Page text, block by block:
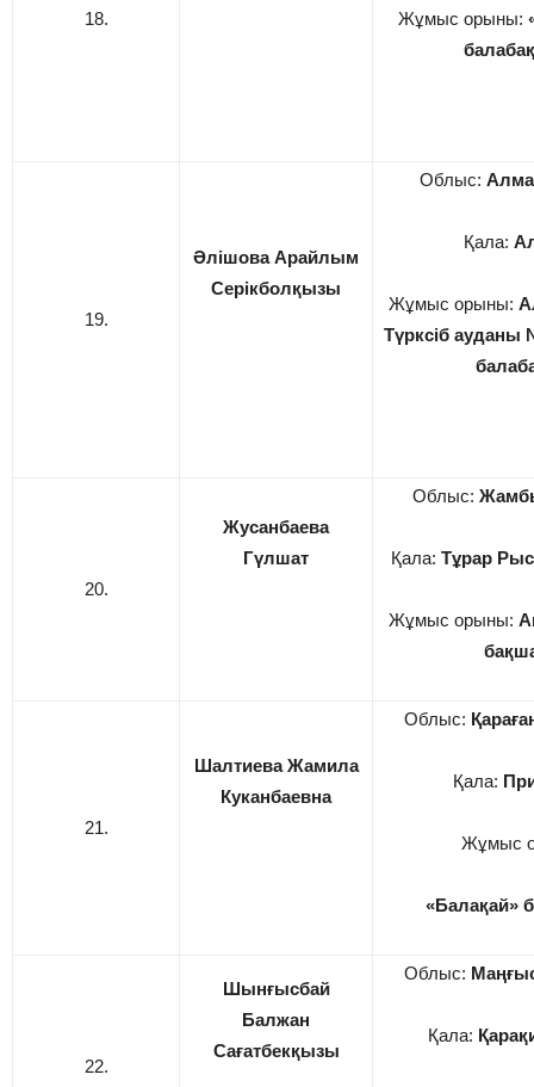
18. Жұмыс орыны:
19.
Әлішова Арайлым
Серікболқызы
Облыс:
Қала:
Жұмыс орыны:
Түрксіб ауданы
20.
Жусанбаева
Гүлшат
Облыс:
Қала: Тұрар
Жұмыс орыны:
21.
Шалтиева Жамила
Куканбаевна
Облыс:
Қала:
Жұмыс
«Балақай»
22.
Шынғысбай
Балжан
Сағатбекқызы
Облыс:
Қала: